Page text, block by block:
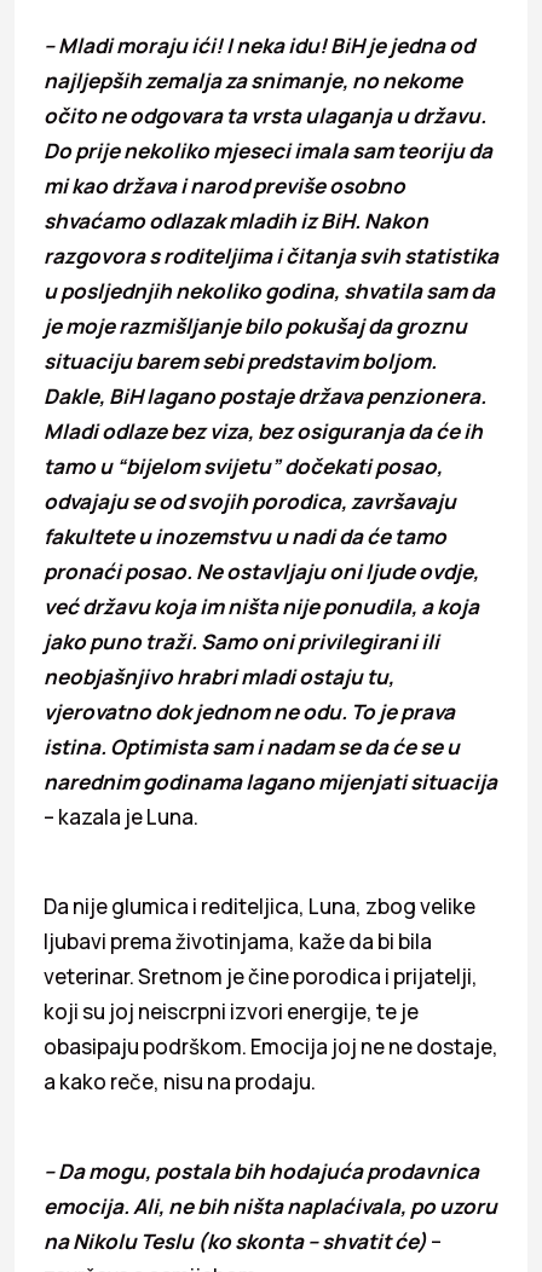
– Mladi moraju ići! I neka idu! BiH je jedna od
najljepših zemalja za snimanje, no nekome
očito ne odgovara ta vrsta ulaganja u državu.
Do prije nekoliko mjeseci imala sam teoriju da
mi kao država i narod previše osobno
shvaćamo odlazak mladih iz BiH. Nakon
razgovora s roditeljima i čitanja svih statistika
u posljednjih nekoliko godina, shvatila sam da
je moje razmišljanje bilo pokušaj da groznu
situaciju barem sebi predstavim boljom.
Dakle, BiH lagano postaje država penzionera.
Mladi odlaze bez viza, bez osiguranja da će ih
tamo u “bijelom svijetu” dočekati posao,
odvajaju se od svojih porodica, završavaju
fakultete u inozemstvu u nadi da će tamo
pronaći posao. Ne ostavljaju oni ljude ovdje,
već državu koja im ništa nije ponudila, a koja
jako puno traži. Samo oni privilegirani ili
neobjašnjivo hrabri mladi ostaju tu,
vjerovatno dok jednom ne odu. To je prava
istina. Optimista sam i nadam se da će se u
narednim godinama lagano mijenjati situacija
– kazala je Luna.
Da nije glumica i rediteljica, Luna, zbog velike
ljubavi prema životinjama, kaže da bi bila
veterinar. Sretnom je čine porodica i prijatelji,
koji su joj neiscrpni izvori energije, te je
obasipaju podrškom. Emocija joj ne ne dostaje,
a kako reče, nisu na prodaju.
– Da mogu, postala bih hodajuća prodavnica
emocija. Ali, ne bih ništa naplaćivala, po uzoru
na Nikolu Teslu (ko skonta – shvatit će)–